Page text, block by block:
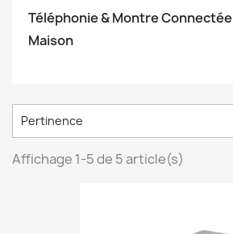
Téléphonie & Montre Connectée
Maison
Pertinence
Affichage 1-5 de 5 article(s)